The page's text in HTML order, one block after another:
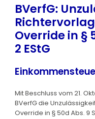
BVerfG:
Override in §
2 EStG
Mit Beschluss vom 21.
BVerfG die
Override in § 50d Abs. 9